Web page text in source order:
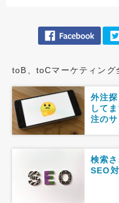
toB、toCマーケティング
外注
して
注の
検索
SEO